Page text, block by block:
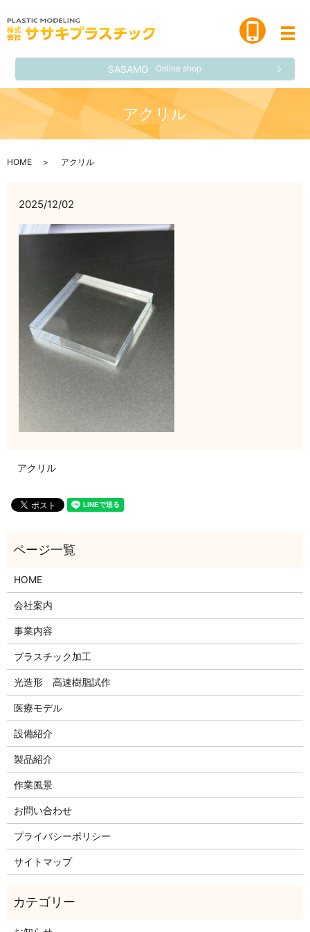
SASAMO Online shop
メ
アクリル
HOME アクリル
2025/12/02
アクリル
HOME
会社案内
事業内容
プラスチック加工
光造形 高速樹脂試作
医療モデル
設備紹介
製品紹介
作業風景
お問い合わせ
プライバシーポリシー
サイトマップ